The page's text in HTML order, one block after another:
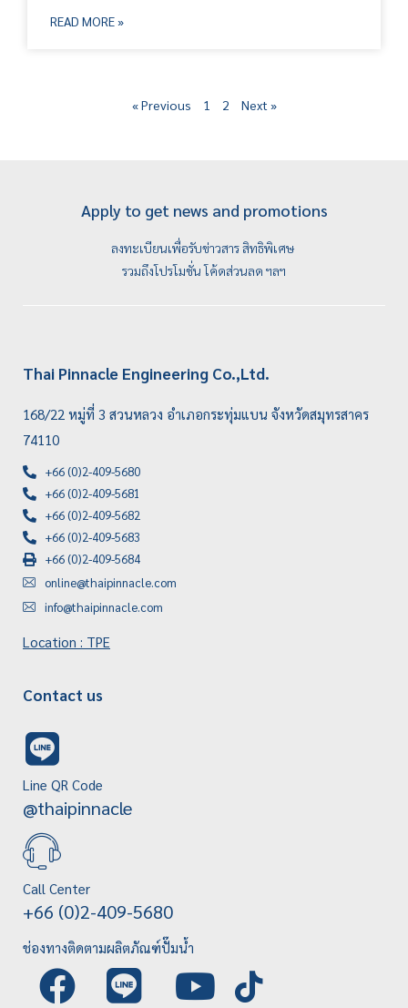
READ MORE »
« Previous 1 2 Next »
Apply to get news and promotions
ลงทะเบียนเพื่อรับข่าวสาร สิทธิพิเศษ
รวมถึงโปรโมชั่น โค้ดส่วนลด ฯลฯ
Thai Pinnacle Engineering Co.,Ltd.
168/22 หมู่ที่ 3 สวนหลวง อำเภอกระทุ่มแบน จังหวัดสมุทรสาคร
74110
+66 (0)2-409-5680
+66 (0)2-409-5681
+66 (0)2-409-5682
+66 (0)2-409-5683
+66 (0)2-409-5684
online@thaipinnacle.com
info@thaipinnacle.com
Location : TPE
Contact us
Line QR Code
@thaipinnacle
Call Center
+66 (0)2-409-5680
ช่องทางติดตามผลิตภัณฑ์ปั๊มน้ำ